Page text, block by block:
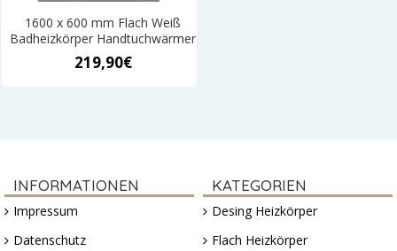
1600 x 600 mm Flach Weiß
Badheizkörper Handtuchwärmer
219,90€
INFORMATIONEN
Impressum
Datenschutz
KATEGORIEN
Desing Heizkörper
Flach Heizkörper